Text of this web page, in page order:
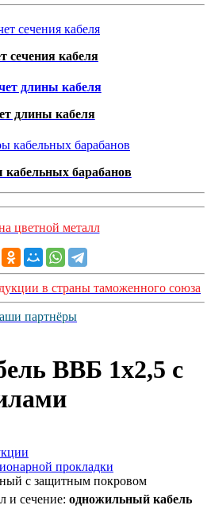
сечения кабеля
длины кабеля
барабанов
цветной металл
в страны таможенного союза
партнёры
ВВБ 1х2,5 с
прокладки
с защитным покровом
и сечение: одножильный кабель